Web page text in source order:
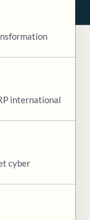
international
cyber